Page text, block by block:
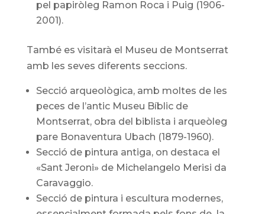
pel papiròleg Ramon Roca i Puig (1906-
2001).
També es visitarà el Museu de Montserrat
amb les seves diferents seccions.
Secció arqueològica, amb moltes de les
peces de l’antic Museu Bíblic de
Montserrat, obra del biblista i arqueòleg
pare Bonaventura Ubach (1879-1960).
Secció de pintura antiga, on destaca el
«Sant Jeroni» de Michelangelo Merisi da
Caravaggio.
Secció de pintura i escultura modernes,